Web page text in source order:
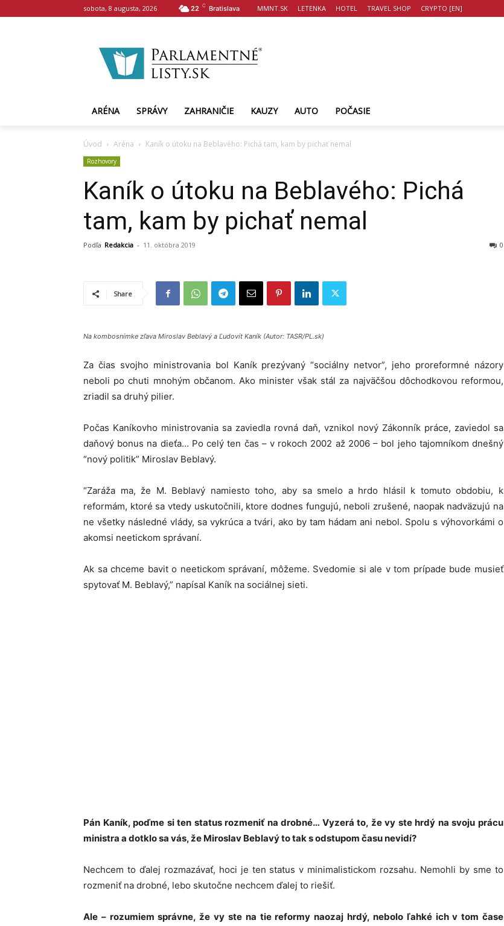
sobota, 8 augusta, 2026 22 C Bratislava MMNT.SK LETENKA HOTEL TRAVEL SHOP CRYPTO [EN]
ARÉNA SPRÁVY ZAHRANIČIE KAUZY AUTO POČASIE
Úvod Aréna Kaník o útoku na Beblavého: Pichá tam, kam by pichať nemal
Rozhovory
Kaník o útoku na Beblavého: Pichá
tam, kam by pichať nemal
Podľa Redakcia - 11. októbra 2019 0
Share
Na kombosnímke zľava Miroslav Beblavý a Ľudovít Kaník (Autor: TASR/PL.sk)
Za čias svojho ministrovania bol Kaník prezývaný “sociálny netvor”, jeho proreformné názory
neboli po chuti mnohým občanom. Ako minister však stál za najväčšou dôchodkovou reformou,
zriadil sa druhý pilier.
Počas Kaníkovho ministrovania sa zaviedla rovná daň, vznikol nový Zákonník práce, zaviedol sa
daňový bonus na dieťa… Po celý ten čas – v rokoch 2002 až 2006 – bol jeho tajomníkom dnešný
“nový politik” Miroslav Beblavý.
“Zaráža ma, že M. Beblavý namiesto toho, aby sa smelo a hrdo hlásil k tomuto obdobiu, k
reformám, ktoré sa vtedy uskutočnili, ktore dodnes fungujú, neboli zrušené, naopak nadväzujú na
ne všetky následné vlády, sa vykrúca a tvári, ako by tam hádam ani nebol. Spolu s výhovorkámi o
akomsi neetickom správaní.
Ak sa chceme bavit o neetickom správaní, môžeme. Svedomie si ale v tom prípade bude musieť
spytovať M. Beblavý,” napísal Kaník na sociálnej sieti.
Pán Kaník, poďme si ten status rozmeniť na drobné… Vyzerá to, že vy ste hrdý na svoju prácu
ministra a dotklo sa vás, že Miroslav Beblavý to tak s odstupom času nevidí?
Nechcem to ďalej rozmazávať, hoci je ten status v minimalistickom rozsahu. Nemohli by sme to
rozmeniť na drobné, lebo skutočne nechcem ďalej to riešiť.
Ale – rozumiem správne, že vy ste na tie reformy naozaj hrdý, nebolo ľahké ich v tom čase